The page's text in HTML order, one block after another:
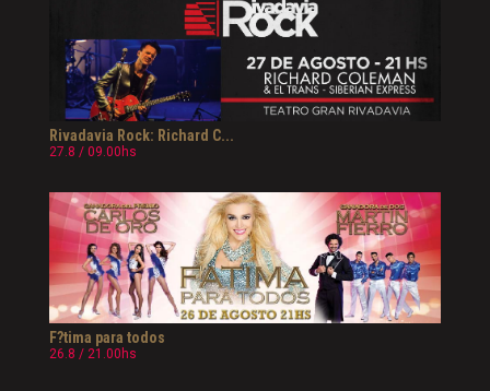
Rivadavia Rock: Richard C...
27.8 / 09.00hs
F?tima para todos
26.8 / 21.00hs